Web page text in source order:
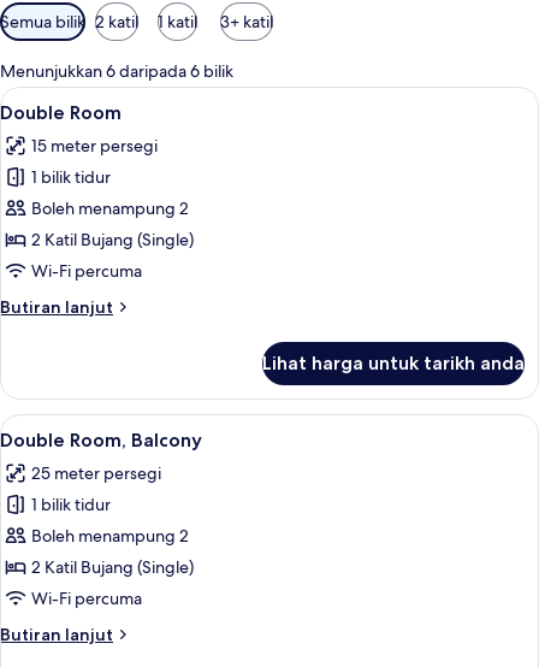
Penapis
yang
tersedia
untuk
bilik
Semua bilik 2 katil 1 katil 3+ katil
Menunjukkan 6 daripada 6 bilik
Lihat
semua
foto
untuk
Double
Room
Double Room | Peti besi dalam bilik,
7
Double Room
15 meter persegi
1 bilik tidur
Boleh menampung 2
2 Katil Bujang (Single)
Wi-Fi percuma
Butiran lanjut
Butiran
Room
Lihat harga untuk tarikh anda
Lihat
semua
foto
untuk
Double
Room,
Balcony
Double Room, Balcony |
8
Double Room, Balcony
25 meter persegi
1 bilik tidur
Boleh menampung 2
2 Katil Bujang (Single)
Wi-Fi percuma
Butiran lanjut
Butiran